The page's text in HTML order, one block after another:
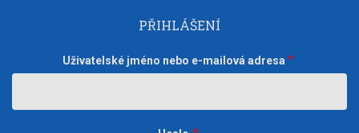
PŘIHLÁŠENÍ
Uživatelské jméno nebo e-mailová adresa